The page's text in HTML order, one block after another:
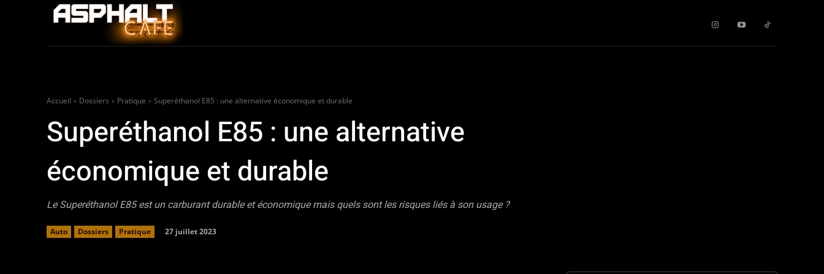
Accueil Dossiers Pratique Superéthanol E85 : une alternative économique et durable
Superéthanol E85 : une alternative
économique et durable
Le Superéthanol E85 est un carburant durable et économique mais quels sont les risques liés à son usage ?
Auto Dossiers Pratique 27 juillet 2023